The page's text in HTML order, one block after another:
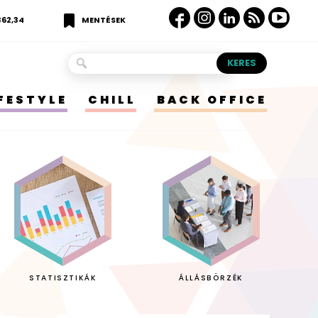
MENTÉSEK
CHILL BACK OFFICE
STATISZTIKÁK ÁLLÁSBÖRZÉK